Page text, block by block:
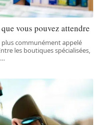
vous pouvez attendre
plus communément appelé
les boutiques spécialisées,
…